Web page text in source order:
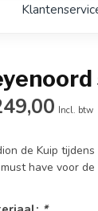
Incl. btw
de Kuip
have voor